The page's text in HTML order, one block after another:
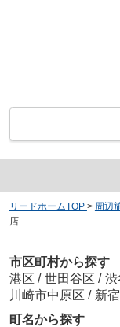
リードホームTOP > 周辺
店
市区町村から探す
港区 / 世田谷区 / 渋
川崎市中原区 / 新
町名から探す